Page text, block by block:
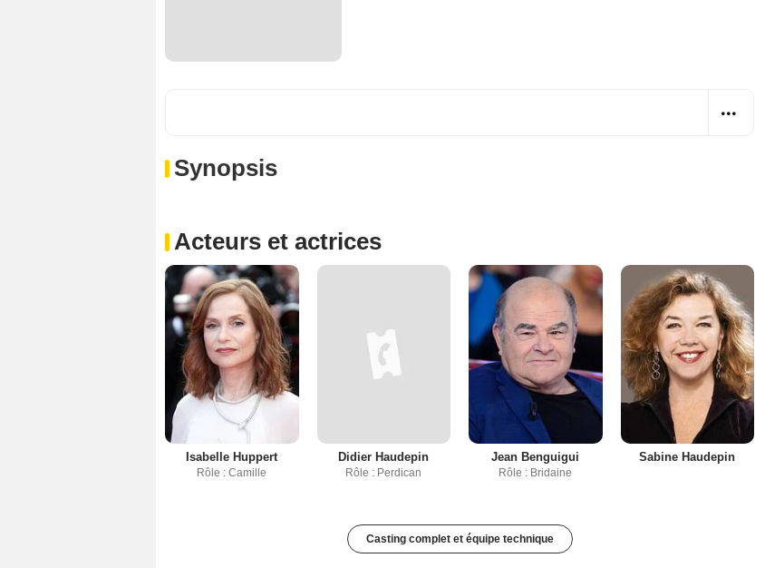
Synopsis
Acteurs et actrices
Isabelle Huppert
Rôle : Camille
Didier Haudepin
Rôle : Perdican
Jean Benguigui
Rôle : Bridaine
Sabine Haudepin
Casting complet et équipe technique